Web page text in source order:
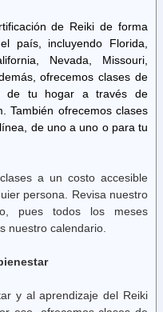
de Reiki de forma
país, incluyendo Florida,
Nevada, Missouri,
ofrecemos clases de
de tu hogar a través de
También ofrecemos clases
de uno a uno o para tu
a un costo accesible
persona. Revisa nuestro
pues todos los meses
nuestro calendario.
y al aprendizaje del Reiki